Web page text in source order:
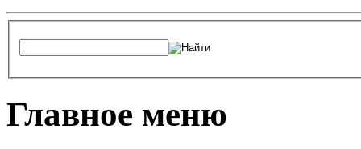
Главное меню